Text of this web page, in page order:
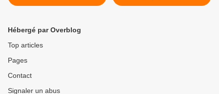
Hébergé par Overblog
Top articles
Pages
Contact
Signaler un abus